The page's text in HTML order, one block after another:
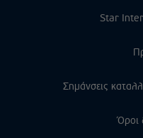
Star
Σημάνσεις
Όροι